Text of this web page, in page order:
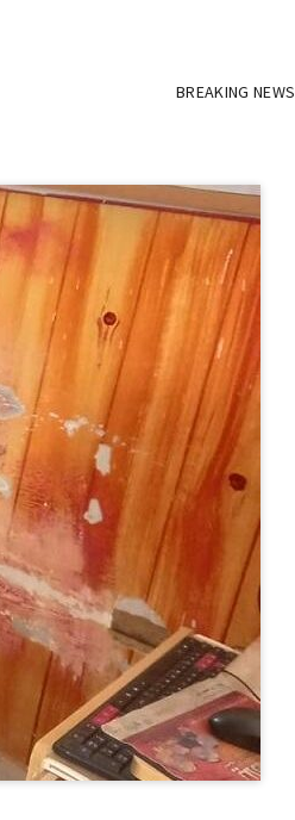
BREAKING NEWS